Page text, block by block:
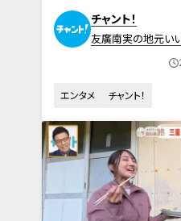
れるのか？山道だらけ
走破！ チャント！
友廣南実の地元い
エンタメ チャント！